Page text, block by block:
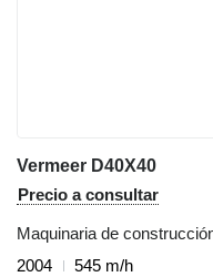
Vermeer D40X40
Precio a consultar
Maquinaria de
2004
545 m/h